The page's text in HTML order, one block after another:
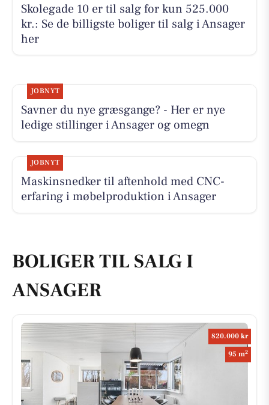
Skolegade 10 er til salg for kun 525.000
kr.: Se de billigste boliger til salg i Ansager
her
JOBNYT
Savner du nye græsgange? - Her er nye
ledige stillinger i Ansager og omegn
JOBNYT
Maskinsnedker til aftenhold med CNC-
erfaring i møbelproduktion i Ansager
BOLIGER TIL SALG I
ANSAGER
820.000 kr
95 m2